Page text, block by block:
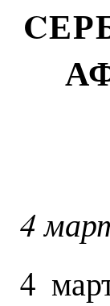
4
4